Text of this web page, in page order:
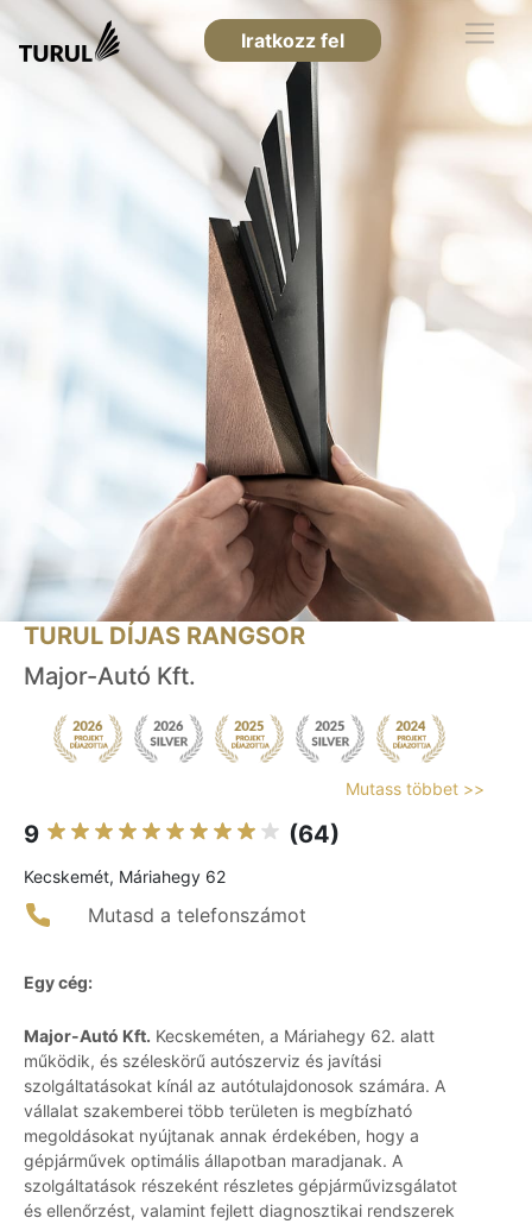
Iratkozz fel
TURUL DÍJAS RANGSOR
Major-Autó Kft.
Mutass többet >>
9 (64)
Kecskemét, Máriahegy 62
Mutasd a telefonszámot
Egy cég:
Major-Autó Kft. Kecskeméten, a Máriahegy 62. alatt
működik, és széleskörű autószerviz és javítási
szolgáltatásokat kínál az autótulajdonosok számára. A
vállalat szakemberei több területen is megbízható
megoldásokat nyújtanak annak érdekében, hogy a
gépjárművek optimális állapotban maradjanak. A
szolgáltatások részeként részletes gépjárművizsgálatot
és ellenőrzést, valamint fejlett diagnosztikai rendszerek